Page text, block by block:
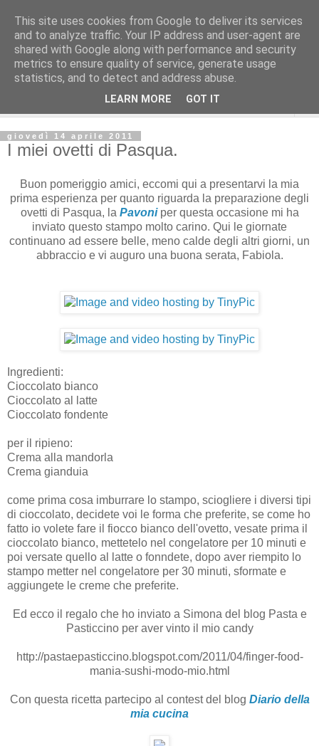
giovedì 14 aprile 2011
I miei ovetti di Pasqua.
Buon pomeriggio amici, eccomi qui a presentarvi la mia
prima esperienza per quanto riguarda la preparazione degli
ovetti di Pasqua, la Pavoniper questa occasione mi ha
inviato questo stampo molto carino. Qui le giornate
continuano ad essere belle, meno calde degli altri giorni, un
abbraccio e vi auguro una buona serata, Fabiola.
Ingredienti:
Cioccolato bianco
Cioccolato al latte
Cioccolato fondente
per il ripieno:
Crema alla mandorla
Crema gianduia
come prima cosa imburrare lo stampo, sciogliere i diversi tipi
di cioccolato, decidete voi le forma che preferite, se come ho
fatto io volete fare il fiocco bianco dell'ovetto, vesate prima il
cioccolato bianco, mettetelo nel congelatore per 10 minuti e
poi versate quello al latte o fonndete, dopo aver riempito lo
stampo metter nel congelatore per 30 minuti, sformate e
aggiungete le creme che preferite.
Ed ecco il regalo che ho inviato a Simona del blog Pasta e
Pasticcino per aver vinto il mio candy
http://pastaepasticcino.blogspot.com/2011/04/finger-food-
mania-sushi-modo-mio.html
Con questa ricetta partecipo al contest del blog Diario della
mia cucina
This site uses cookies from Google to deliver its services
and to analyze traffic. Your IP address and user-agent are
shared with Google along with performance and security
metrics to ensure quality of service, generate usage
statistics, and to detect and address abuse.
LEARN MORE GOT IT